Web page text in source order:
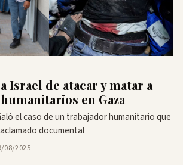
Israel de atacar y matar a
en Gaza
el caso de un trabajador humanitario que
documental
08/2025